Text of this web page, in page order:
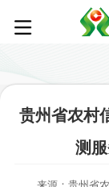
贵州省农村
测